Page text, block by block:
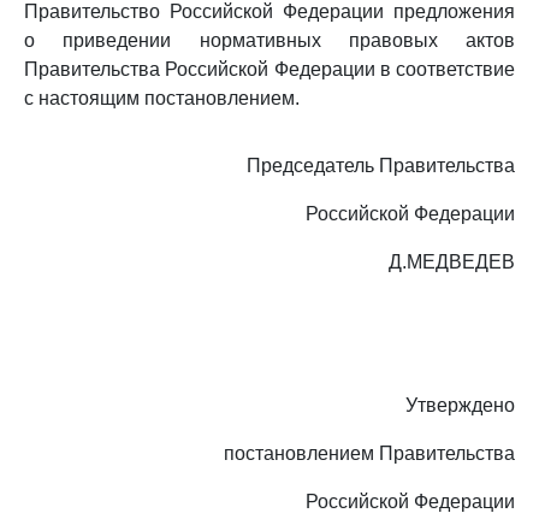
Правительство Российской Федерации предложения
о приведении нормативных правовых актов
Правительства Российской Федерации в соответствие
с настоящим постановлением.
Председатель Правительства
Российской Федерации
Д.МЕДВЕДЕВ
Утверждено
постановлением Правительства
Российской Федерации